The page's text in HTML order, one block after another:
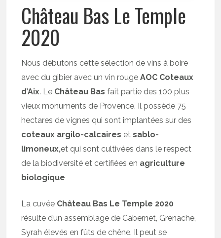
Château Bas Le Temple
2020
Nous débutons cette sélection de vins à boire
avec du gibier avec un vin rougeAOC Coteaux
d’Aix. Le Château Basfait partie des 100 plus
vieux monuments de Provence. Il possède 75
hectares de vignes qui sont implantées sur des
coteaux argilo-calcaires etsablo-
limoneux,et qui sont cultivées dans le respect
de la biodiversité et certifiées en agriculture
biologique
La cuvée Château Bas Le Temple 2020
résulte d’un assemblage de Cabernet, Grenache,
Syrah élevés en fûts de chêne. Il peut se